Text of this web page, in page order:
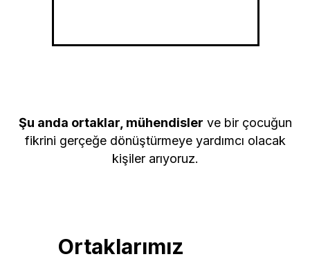
Şu anda ortaklar, mühendisler ve bir çocuğun
fikrini gerçeğe dönüştürmeye yardımcı olacak
kişiler arıyoruz.
Ortaklarımız